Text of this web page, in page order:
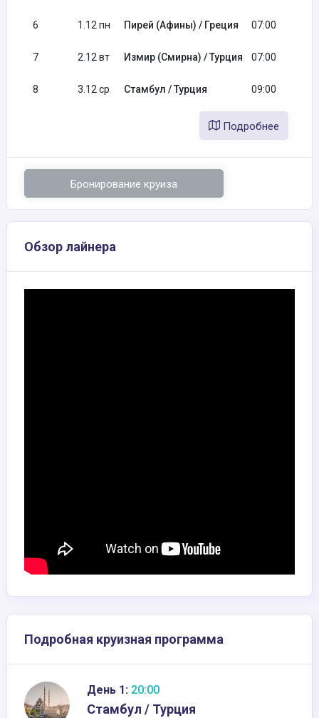
6 1.12 пн Пирей (Афины) / Греция 07:00
7 2.12 вт Измир (Смирна) / Турция 07:00
8 3.12 ср Стамбул / Турция 09:00
Подробнее
Бронирование круиза
Обзор лайнера
Подробная круизная программа
День 1: 20:00
Стамбул / Турция